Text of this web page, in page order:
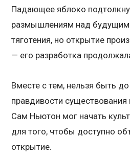
Падающее яблоко
размышлениям над будущим
тяготения, но открытие
— его разработка
Вместе с тем, нельзя быть
правдивости
Сам Ньютон мог начать
для того, чтобы доступно
открытие.